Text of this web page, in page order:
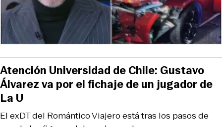
El exDT del Romántico Viajero está tras los pasos de
Atención Universidad de Chile: Gustavo
Álvarez va por el fichaje de un jugador de
La U